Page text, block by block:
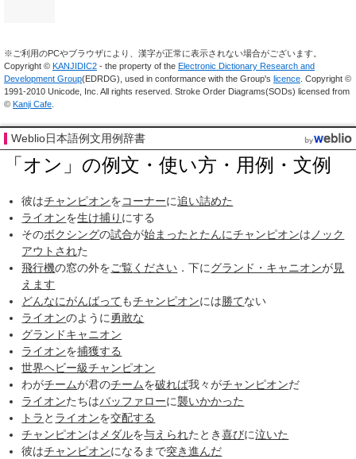
※ご利用のPCやブラウザにより、漢字が正常に表示されない場合がございます。
Copyright © KANJIDIC2 - the property of the Electronic Dictionary Research and
Development Group(EDRDG), used in conformance with the Group's licence . Copyright ©
1991-2010 Unicode, Inc. All rights reserved. Stroke Order Diagrams(SODs) licensed from
© Kanji Cafe
Weblio日本語例文用例辞書
「オン」の例文・使い方・用例・文例
彼はチャンピオンをコーナーに追い詰めた
ライオンを生け捕り にする
そのボクシングの試合が始まった とたんにチャンピオンは ノック
アウトされた
飛行機の窓の外をご覧ください ．下にグランド・キャニオンが見
えます
どんなにがんばってもチャンピオンには勝てない
ライオンのように勇敢な
グランドキャニオン
ライオンを捕獲する
世界ヘビー級チャンピオン
わがチームが君のチームを破れば我々がチャンピオンだ
ライオンたちはバッファローに襲いかかった
トラ と ライオンを交配する
チャンピオンはメダルを与えられたとき喜びに泣いた
彼はチャンピオンになるまで突き進んだ